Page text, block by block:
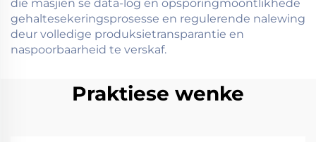
die masjien se data-log en opsporingmoontlikhede
gehaltesekeringsprosesse en regulerende nalewing
deur volledige produksietransparantie en
naspoorbaarheid te verskaf.
Praktiese wenke